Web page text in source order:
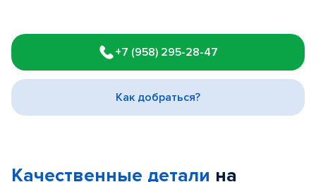
1
of
3
+7 (958) 295-28-47
Как добраться?
Качественные детали на